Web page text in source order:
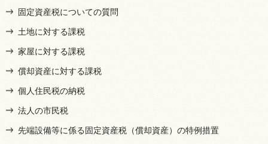
固定資産税についての質問
土地に対する課税
家屋に対する課税
償却資産に対する課税
個人住民税の納税
法人の市民税
先端設備等に係る固定資産税（償却資産）の特例措置